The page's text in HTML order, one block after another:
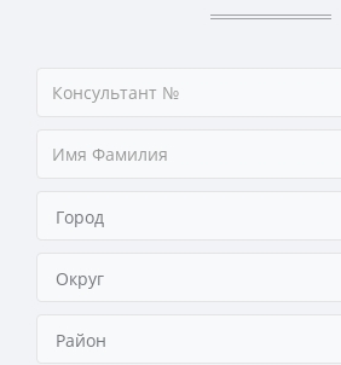
Город
Округ
Район